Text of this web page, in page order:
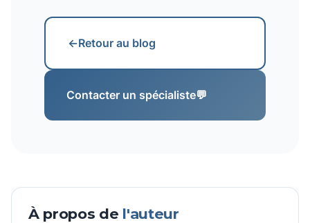
←Retour au blog
Contacter un spécialiste💬
À propos de l'auteur